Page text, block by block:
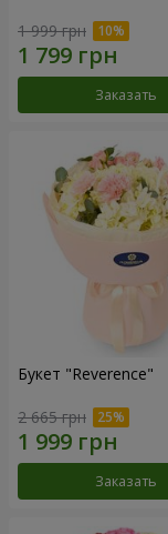
1 999 грн
Заказать
Букет "Reverence"
2 665 грн
Заказать